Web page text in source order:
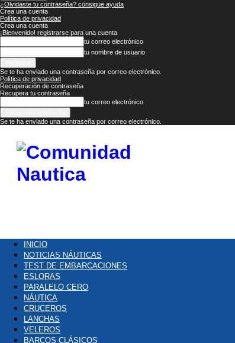
¿Olvidaste tu contraseña? consigue ayuda
Crea una cuenta
Política de privacidad
Crea una cuenta
¡Bienvenido! registrarse para una cuenta
tu correo electrónico
tu nombre de usuario
Se te ha enviado una contraseña por correo electrónico.
Política de privacidad
Recuperación de contraseña
Recupera tu contraseña
tu correo electrónico
Se te ha enviado una contraseña por correo electrónico.
Comunidad
Náutica
INICIO
NOTICIAS NÁUTICAS
TEST DE EMBARCACIONES
ESLORAS
PARALELO CERO
NÁUTICA
CRUCEROS
LANCHAS
VELEROS
BARCOS CLÁSICOS